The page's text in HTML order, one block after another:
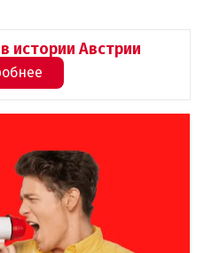
истории Австрии